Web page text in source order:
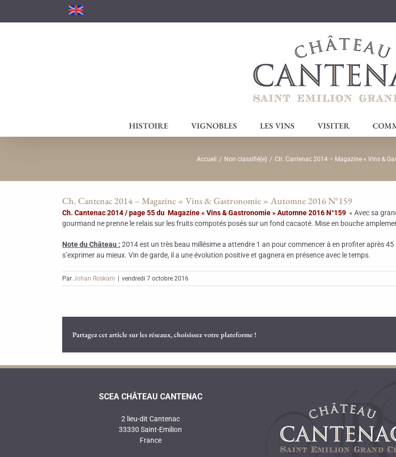
HISTOIRE VIGNOBLES LES VINS VISITER
Accueil / Non classifié(e) / Ch. Cantenac 2014 – Magazine « Vins &
Ch. Cantenac 2014 – Magazine « Vins & Gastronomie » Automne 2016 N°159
Ch. Cantenac 2014 / page 55 du Magazine « Vins & Gastronomie » Automne 2016 N°159 « Avec sa
gourmand ne prenne le relais sur les fruits compotés posés sur un fond cacaoté. Mise en bouche
Note du Château : 2014 est un très beau millésime a attendre 1 an pour commencer à en profiter après
s’exprimer au mieux. Vin de garde, il a une évolution positive et gagnera en présence avec le temps.
Par Johan Roskam vendredi 7 octobre 2016
Partagez cet article sur les réseaux, choisissez votre plateforme !
SCEA CHÂTEAU CANTENAC
2 lieu-dit Cantenac
33330 Saint-Emilion
France